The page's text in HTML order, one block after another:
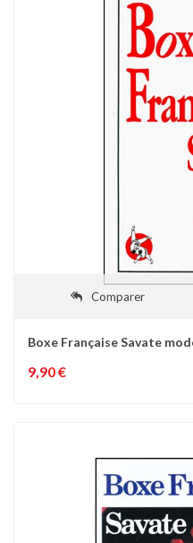
Comparer
Boxe Française Savate
9,90 €